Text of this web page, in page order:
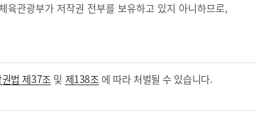
관광부가 저작권 전부를 보유하고 있지 아니하므로,
법 제37조및 제138조에 따라 처벌될 수 있습니다.